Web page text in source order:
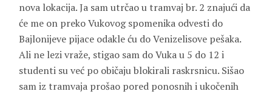
nova lokacija. Ja sam utrčao u tramvaj br. 2 znajući da
će me on preko Vukovog spomenika odvesti do
Bajlonijeve pijace odakle ću do Venizelisove pešaka.
Ali ne lezi vraže, stigao sam do Vuka u 5 do 12 i
studenti su već po običaju blokirali raskrsnicu. Sišao
sam iz tramvaja prošao pored ponosnih i ukočenih